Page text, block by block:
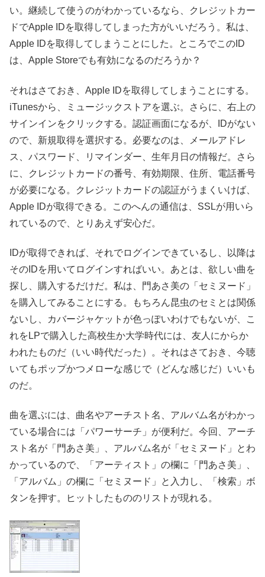
い。継続して使うのがわかっているなら、クレジットカー
ドでApple IDを取得してしまった方がいいだろう。私は、
Apple IDを取得してしまうことにした。ところでこのID
は、Apple Storeでも有効になるのだろうか？
それはさておき、Apple IDを取得してしまうことにする。
iTunesから、ミュージックストアを選ぶ。さらに、右上の
サインインをクリックする。認証画面になるが、IDがない
ので、新規取得を選択する。必要なのは、メールアドレ
ス、パスワード、リマインダー、生年月日の情報だ。さら
に、クレジットカードの番号、有効期限、住所、電話番号
が必要になる。クレジットカードの認証がうまくいけば、
Apple IDが取得できる。このへんの通信は、SSLが用いら
れているので、とりあえず安心だ。
IDが取得できれば、それでログインできているし、以降は
そのIDを用いてログインすればいい。あとは、欲しい曲を
探し、購入するだけだ。私は、門あさ美の「セミヌード」
を購入してみることにする。もちろん昆虫のセミとは関係
ないし、カバージャケットが色っぽいわけでもないが、こ
れをLPで購入した高校生か大学時代には、友人にからか
われたものだ（いい時代だった）。それはさておき、今聴
いてもポップかつメローな感じで（どんな感じだ）いいも
のだ。
曲を選ぶには、曲名やアーチスト名、アルバム名がわかっ
ている場合には「パワーサーチ」が便利だ。今回、アーチ
スト名が「門あさ美」、アルバム名が「セミヌード」とわ
かっているので、「アーティスト」の欄に「門あさ美」、
「アルバム」の欄に「セミヌード」と入力し、「検索」ボ
タンを押す。ヒットしたもののリストが現れる。